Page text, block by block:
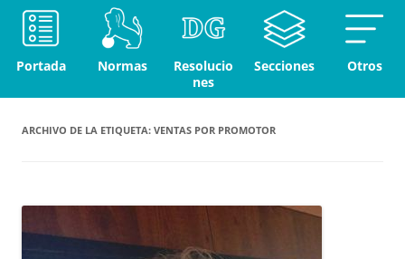
Portada Normas
Resolucio
nes
Secciones Otros
ARCHIVO DE LA ETIQUETA: VENTAS POR PROMOTOR